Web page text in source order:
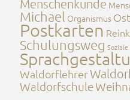
Menschenkunde
Michael Organismus
Postkarten
Schulungsweg
Waldorflehrer
Waldorfschule